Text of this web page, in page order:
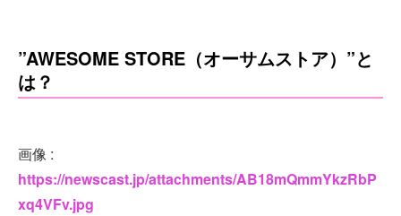
”AWESOME STORE（オーサムストア）”と
は？
画像 :
https://newscast.jp/attachments/AB18mQmmYkzRbP
xq4VFv.jpg